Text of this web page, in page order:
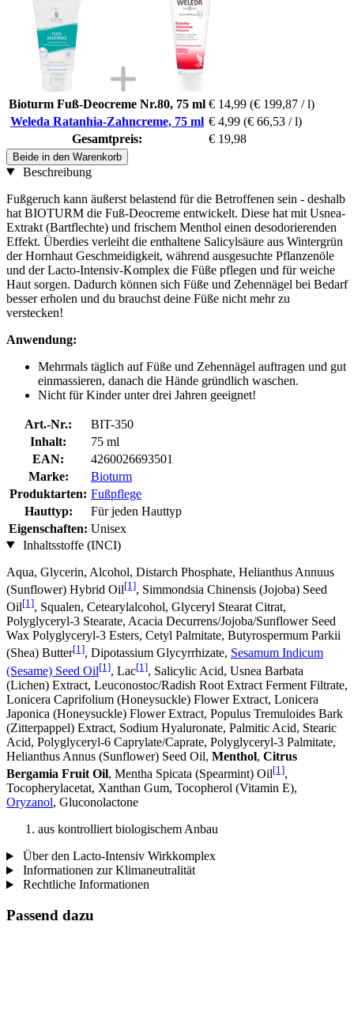
Bioturm Fuß-Deocreme Nr.80, 75 ml € 14,99 (€ 199,87 / l)
Weleda Ratanhia-Zahncreme, 75 ml € 4,99 (€ 66,53 / l)
Gesamtpreis:
€ 19,98
Beide in den Warenkorb
Beschreibung
Fußgeruch kann äußerst belastend für die Betroffenen sein - deshalb
hat BIOTURM die Fuß-Deocreme entwickelt. Diese hat mit Usnea-
Extrakt (Bartflechte) und frischem Menthol einen desodorierenden
Effekt. Überdies verleiht die enthaltene Salicylsäure aus Wintergrün
der Hornhaut Geschmeidigkeit, während ausgesuchte Pflanzenöle
und der Lacto-Intensiv-Komplex die Füße pflegen und für weiche
Haut sorgen. Dadurch können sich Füße und Zehennägel bei Bedarf
besser erholen und du brauchst deine Füße nicht mehr zu
verstecken!
Anwendung:
Mehrmals täglich auf Füße und Zehennägel auftragen und gut
einmassieren, danach die Hände gründlich waschen.
Nicht für Kinder unter drei Jahren geeignet!
Art.-Nr.:
BIT-350
Inhalt:
75 ml
EAN:
4260026693501
Marke:
Bioturm
Produktarten: Fußpflege
Hauttyp:
Für jeden Hauttyp
Eigenschaften: Unisex
Inhaltsstoffe (INCI)
Aqua, Glycerin, Alcohol, Distarch Phosphate, Helianthus Annuus
(Sunflower) Hybrid Oil[1], Simmondsia Chinensis (Jojoba) Seed
Oil[1], Squalen, Cetearylalcohol, Glyceryl Stearat Citrat,
Polyglyceryl-3 Stearate, Acacia Decurrens/Jojoba/Sunflower Seed
Wax Polyglyceryl-3 Esters, Cetyl Palmitate, Butyrospermum Parkii
(Shea) Butter[1], Dipotassium Glycyrrhizate, Sesamum Indicum
(Sesame) Seed Oil[1], Lac[1], Salicylic Acid, Usnea Barbata
(Lichen) Extract, Leuconostoc/Radish Root Extract Ferment Filtrate,
Lonicera Caprifolium (Honeysuckle) Flower Extract, Lonicera
Japonica (Honeysuckle) Flower Extract, Populus Tremuloides Bark
(Zitterpappel) Extract, Sodium Hyaluronate, Palmitic Acid, Stearic
Acid, Polyglyceryl-6 Caprylate/Caprate, Polyglyceryl-3 Palmitate,
Helianthus Annus (Sunflower) Seed Oil, Menthol, Citrus
Bergamia Fruit Oil, Mentha Spicata (Spearmint) Oil[1],
Tocopherylacetat, Xanthan Gum, Tocopherol (Vitamin E),
Oryzanol, Gluconolactone
aus kontrolliert biologischem Anbau
Über den Lacto-Intensiv Wirkkomplex
Informationen zur Klimaneutralität
Rechtliche Informationen
Passend dazu